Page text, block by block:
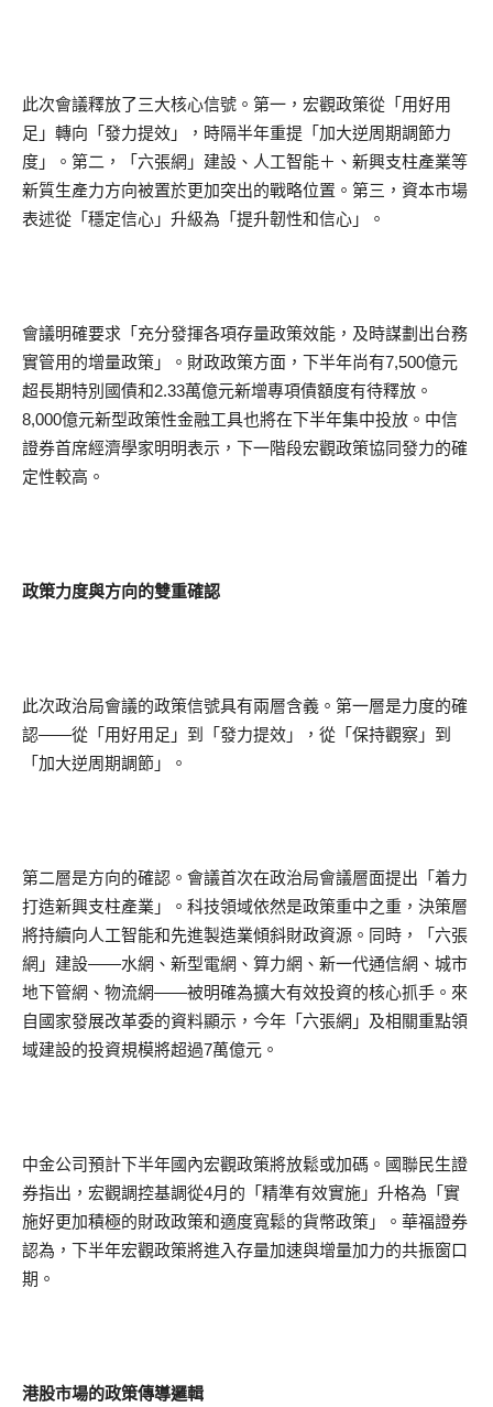
此次會議釋放了三大核心信號。第一，宏觀政策從「用好用
足」轉向「發力提效」，時隔半年重提「加大逆周期調節力
度」。第二，「六張網」建設、人工智能＋、新興支柱產業等
新質生產力方向被置於更加突出的戰略位置。第三，資本市場
表述從「穩定信心」升級為「提升韌性和信心」。
會議明確要求「充分發揮各項存量政策效能，及時謀劃出台務
實管用的增量政策」。財政政策方面，下半年尚有7,500億元
超長期特別國債和2.33萬億元新增專項債額度有待釋放。
8,000億元新型政策性金融工具也將在下半年集中投放。中信
證券首席經濟學家明明表示，下一階段宏觀政策協同發力的確
定性較高。
政策力度與方向的雙重確認
此次政治局會議的政策信號具有兩層含義。第一層是力度的確
認——從「用好用足」到「發力提效」，從「保持觀察」到
「加大逆周期調節」。
第二層是方向的確認。會議首次在政治局會議層面提出「着力
打造新興支柱產業」。科技領域依然是政策重中之重，決策層
將持續向人工智能和先進製造業傾斜財政資源。同時，「六張
網」建設——水網、新型電網、算力網、新一代通信網、城市
地下管網、物流網——被明確為擴大有效投資的核心抓手。來
自國家發展改革委的資料顯示，今年「六張網」及相關重點領
域建設的投資規模將超過7萬億元。
中金公司預計下半年國內宏觀政策將放鬆或加碼。國聯民生證
券指出，宏觀調控基調從4月的「精準有效實施」升格為「實
施好更加積極的財政政策和適度寬鬆的貨幣政策」。華福證券
認為，下半年宏觀政策將進入存量加速與增量加力的共振窗口
期。
港股市場的政策傳導邏輯